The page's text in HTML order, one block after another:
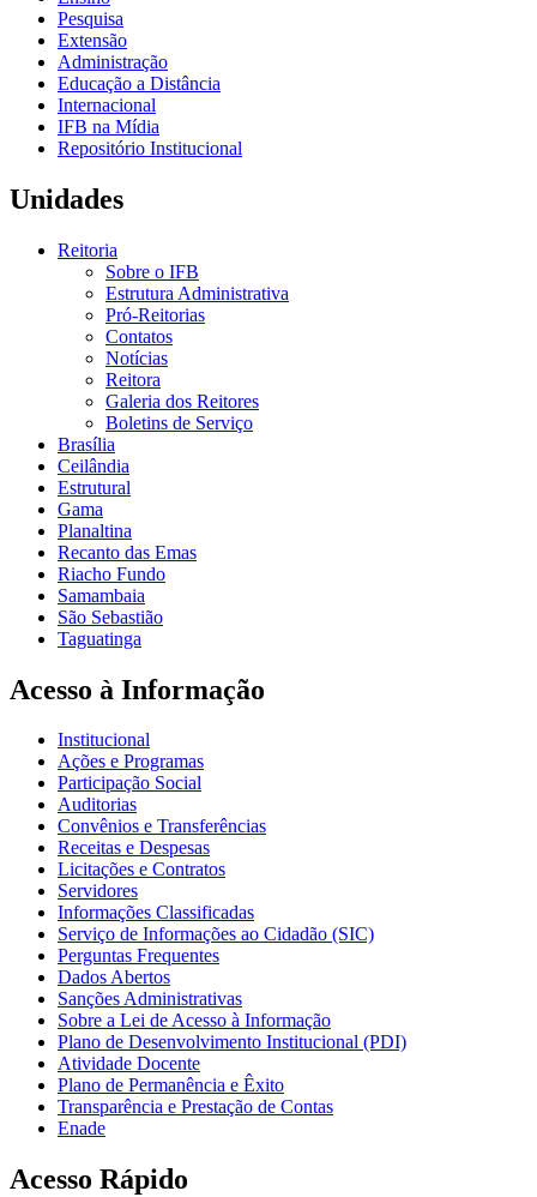
Pesquisa
Extensão
Administração
Educação a Distância
Internacional
IFB na Mídia
Repositório Institucional
Unidades
Reitoria
Sobre o IFB
Estrutura Administrativa
Pró-Reitorias
Contatos
Notícias
Reitora
Galeria dos Reitores
Boletins de Serviço
Brasília
Ceilândia
Estrutural
Gama
Planaltina
Recanto das Emas
Riacho Fundo
Samambaia
São Sebastião
Taguatinga
Acesso à Informação
Institucional
Ações e Programas
Participação Social
Auditorias
Convênios e Transferências
Receitas e Despesas
Licitações e Contratos
Servidores
Informações Classificadas
Serviço de Informações ao Cidadão (SIC)
Perguntas Frequentes
Dados Abertos
Sanções Administrativas
Sobre a Lei de Acesso à Informação
Plano de Desenvolvimento Institucional (PDI)
Atividade Docente
Plano de Permanência e Êxito
Transparência e Prestação de Contas
Enade
Acesso Rápido